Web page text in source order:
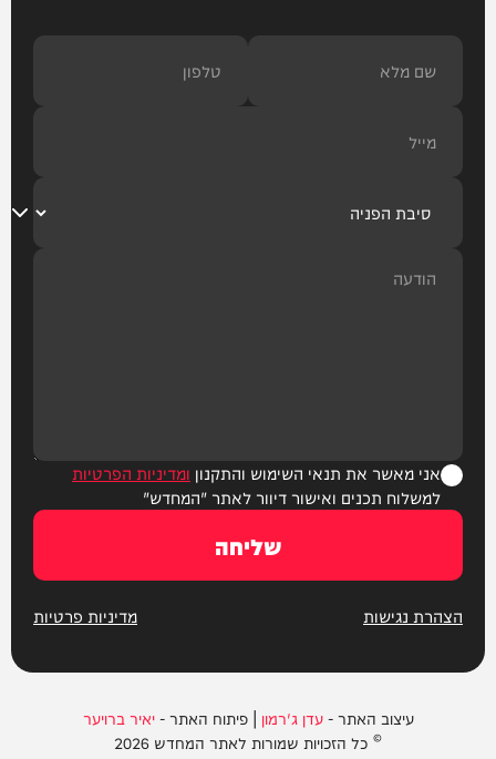
אני מאשר את תנאי השימוש והתקנון ומדיניות הפרטיות
למשלוח תכנים ואישור דיוור לאתר "המחדש"
שליחה
הצהרת נגישות מדיניות פרטיות
עיצוב האתר -עדן ג'רמון | פיתוח האתר -יאיר ברויער
© כל הזכויות שמורות לאתר המחדש 2026